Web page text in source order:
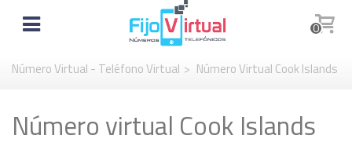
0
Número Virtual - Teléfono Virtual > Número Virtual Cook Islands
Número virtual Cook Islands